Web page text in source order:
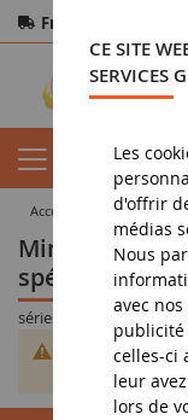
Frais de port offerts
Paiement sécurisé
accueil militaria
Miniatures et jouets militaires : séries
spéciales et
séries spéciales et
Impossible de
sélection.
CE SITE
SERVICES
Les
d'offrir
médias
Nous
avec
publicité
celles-ci
leur
lors de